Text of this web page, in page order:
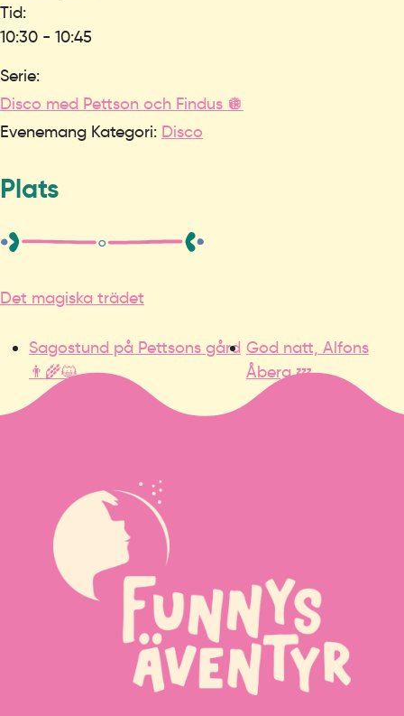
Tid:
10:30 - 10:45
Serie:
Disco med Pettson och Findus 🪩
Evenemang Kategori: Disco
Plats
Det magiska trädet
Sagostund på Pettsons gård
👨‍🌾😺
God natt, Alfons
Åberg 💤